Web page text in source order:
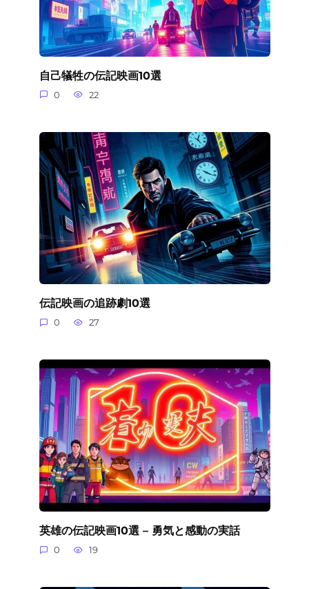
自己犠牲の伝記映画10選
0 22
伝記映画の追跡劇10選
0 27
英雄の伝記映画10選 – 勇気と感動の実話
0 19